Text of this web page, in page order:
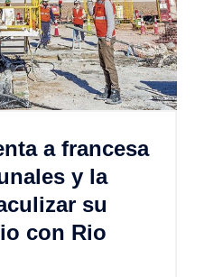
a francesa
y la
su
con Rio